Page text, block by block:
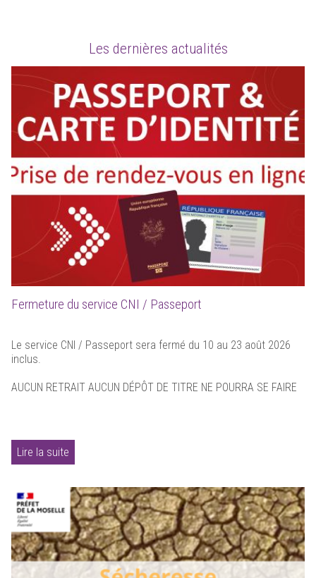
Les dernières actualités
Fermeture du service CNI / Passeport
Le service CNI / Passeport sera fermé du 10 au 23 août 2026
inclus.
AUCUN RETRAIT AUCUN DÉPÔT DE TITRE NE POURRA SE FAIRE
Lire la suite